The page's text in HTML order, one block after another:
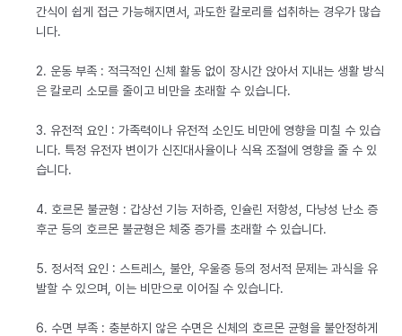
간식이 쉽게 접근 가능해지면서, 과도한 칼로리를 섭취하는 경우가 많습
니다.
2. 운동 부족 : 적극적인 신체 활동 없이 장시간 앉아서 지내는 생활 방식
은 칼로리 소모를 줄이고 비만을 초래할 수 있습니다.
3. 유전적 요인 : 가족력이나 유전적 소인도 비만에 영향을 미칠 수 있습
니다. 특정 유전자 변이가 신진대사율이나 식욕 조절에 영향을 줄 수 있
습니다.
4. 호르몬 불균형 : 갑상선 기능 저하증, 인슐린 저항성, 다낭성 난소 증
후군 등의 호르몬 불균형은 체중 증가를 초래할 수 있습니다.
5. 정서적 요인 : 스트레스, 불안, 우울증 등의 정서적 문제는 과식을 유
발할 수 있으며, 이는 비만으로 이어질 수 있습니다.
6. 수면 부족 : 충분하지 않은 수면은 신체의 호르몬 균형을 불안정하게